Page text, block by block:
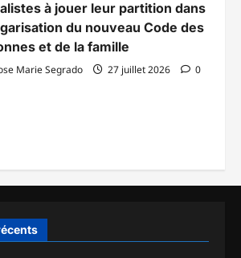
à jouer leur partition dans
du nouveau Code des
et de la famille
Marie Segrado 27 juillet 2026 0